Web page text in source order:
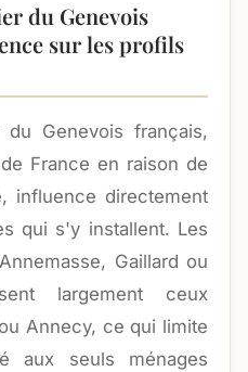
du Genevois
sur les profils
Genevois français,
France en raison de
influence directement
qui s'y installent. Les
Gaillard ou
largement ceux
Annecy, ce qui limite
aux seuls ménages